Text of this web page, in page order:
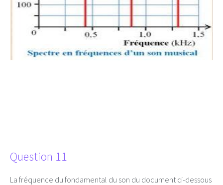
Question 11
La fréquence du fondamental du son du document ci-dessous